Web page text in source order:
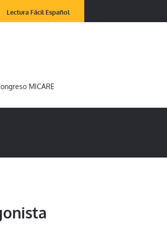
Lectura Fácil Español
MICARE